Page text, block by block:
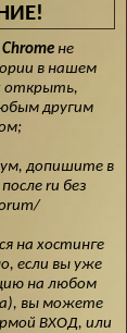
не
в нашем
открыть,
другим
допишите в
ru без
на хостинге
если вы уже
на любом
вы можете
ВХОД, или